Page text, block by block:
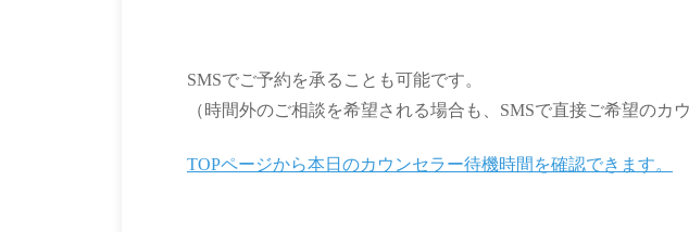
SMSでご予約を承ることも可能です。
（時間外のご相談を希望される場合も、SMSで直接ご希望のカ
TOPページから本日のカウンセラー待機時間を確認できます。